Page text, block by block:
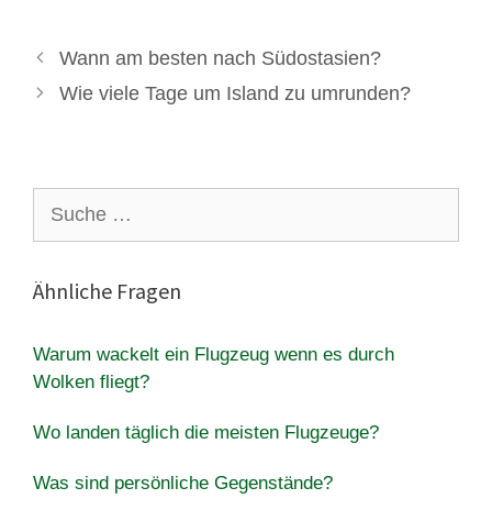
Wann am besten nach Südostasien?
Wie viele Tage um Island zu umrunden?
nach:
Ähnliche Fragen
Warum wackelt ein Flugzeug wenn es durch
Wolken fliegt?
Wo landen täglich die meisten Flugzeuge?
Was sind persönliche Gegenstände?